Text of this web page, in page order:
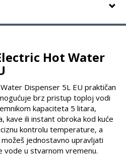
Hot Water
Dispenser 5L EU praktičan
brz pristup toploj vodi
kapaciteta 5 litara,
kave ili instant obroka kod kuće
kontrolu temperature, a
jednostavno upravljati
u stvarnom vremenu.